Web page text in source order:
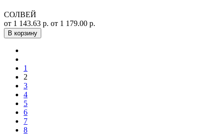
СОЛВЕЙ
от 1 143.63 р. от 1 179.00 р.
В корзину
1
2
3
4
5
6
7
8